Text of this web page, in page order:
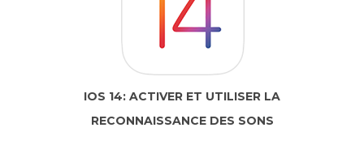
IOS 14: ACTIVER ET UTILISER LA
RECONNAISSANCE DES SONS